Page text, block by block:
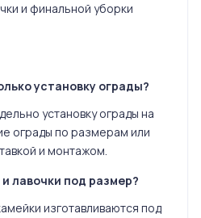
и финальной уборки
установку ограды?
установку ограды на
ограды по размерам или
и монтажом.
лавочки под размер?
изготавливаются под